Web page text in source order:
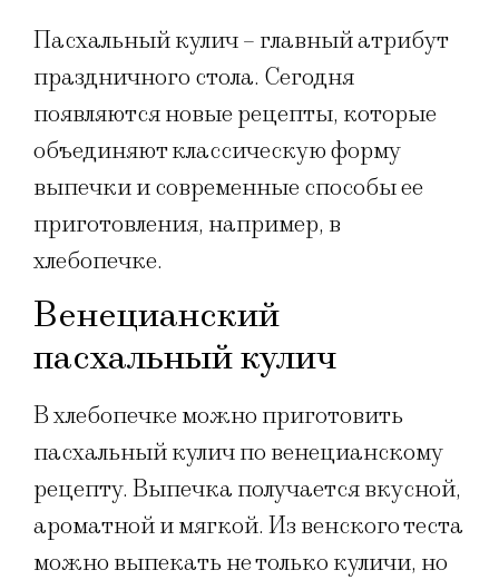
Пасхальный кулич – главный атрибут
праздничного стола. Сегодня
появляются новые рецепты, которые
объединяют классическую форму
выпечки и современные способы ее
приготовления, например, в
хлебопечке.
Венецианский
пасхальный кулич
В хлебопечке можно приготовить
пасхальный кулич по венецианскому
рецепту. Выпечка получается вкусной,
ароматной и мягкой. Из венского теста
можно выпекать не только куличи, но